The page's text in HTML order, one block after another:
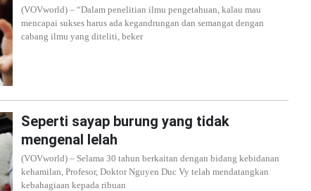
(VOVworld) – “Dalam penelitian ilmu pengetahuan, kalau mau
mencapai sukses harus ada kegandrungan dan semangat dengan
cabang ilmu yang diteliti, beker
Seperti sayap burung yang tidak
mengenal lelah
(VOVworld) – Selama 30 tahun berkaitan dengan bidang kebidanan
kehamilan, Profesor, Doktor Nguyen Duc Vy telah mendatangkan
kebahagiaan kepada ribuan